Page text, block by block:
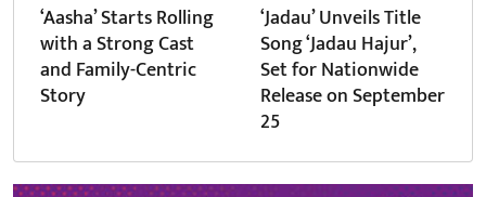
‘Aasha’ Starts Rolling
with a Strong Cast
and Family-Centric
Story
‘Jadau’ Unveils Title
Song ‘Jadau Hajur’,
Set for Nationwide
Release on September
25